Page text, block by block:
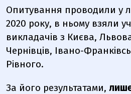
Опитування проводили у
2020 року, в ньому взяли
викладачів з Києва,
Чернівців, Івано-
Рівного.
За його результатами,